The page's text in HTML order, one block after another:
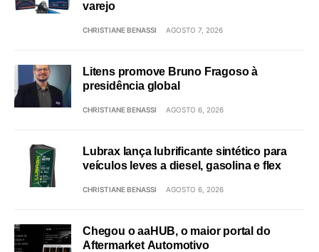
varejo
CHRISTIANE BENASSI AGOSTO 7, 2026
Litens promove Bruno Fragoso à
presidência global
CHRISTIANE BENASSI AGOSTO 6, 2026
Lubrax lança lubrificante sintético para
veículos leves a diesel, gasolina e flex
CHRISTIANE BENASSI AGOSTO 6, 2026
Chegou o aaHUB, o maior portal do
Aftermarket Automotivo